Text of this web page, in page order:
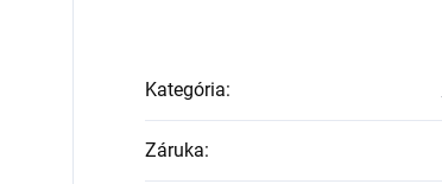
Kategória:
Záruka: